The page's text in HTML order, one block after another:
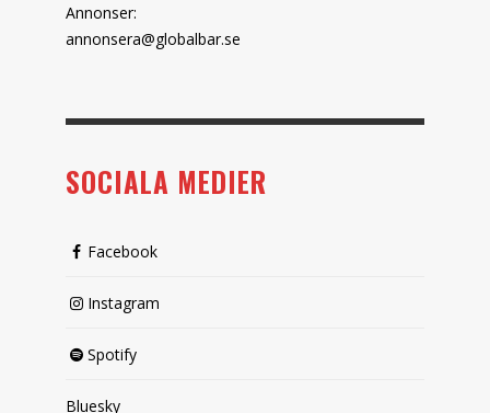
Annonser:
annonsera@globalbar.se
SOCIALA MEDIER
Facebook
Instagram
Spotify
Bluesky